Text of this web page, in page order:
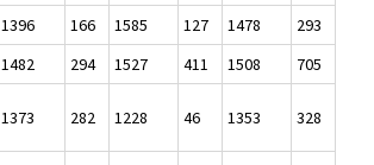
1396 166 1585 127 1478
293
1482 294 1527 411 1508
705
1373 282 1228 46 1353 328